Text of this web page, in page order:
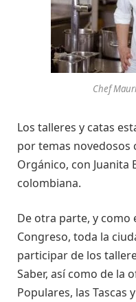
Chef
Los talleres y catas
por temas novedosos
Orgánico, con Juanita
colombiana.
De otra parte, y como
Congreso, toda la
participar de los
Saber, así como de la
Populares, las Tascas